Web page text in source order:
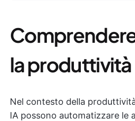
la produttività
Nel contesto della
IA possono automatizzare le